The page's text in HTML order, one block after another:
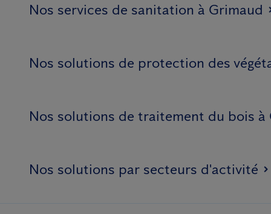
Nos services de sanitation à Grimaud
Nos solutions de protection des
Nos solutions de traitement du bois à
Nos solutions par secteurs d'activité